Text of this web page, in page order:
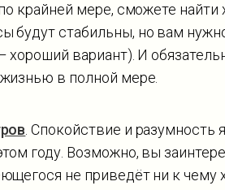
крайней мере, сможете найти
будут стабильны, но вам
вариант). И
в полной мере.
. Спокойствие и разумность
году. Возможно, вы
не приведёт ни к чему